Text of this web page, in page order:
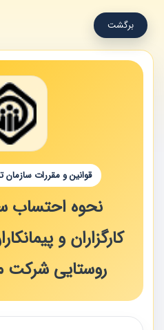
برگشت
قوانین و مقررات
نحوه احتساب
کارگزاران و
روستایی شرکت